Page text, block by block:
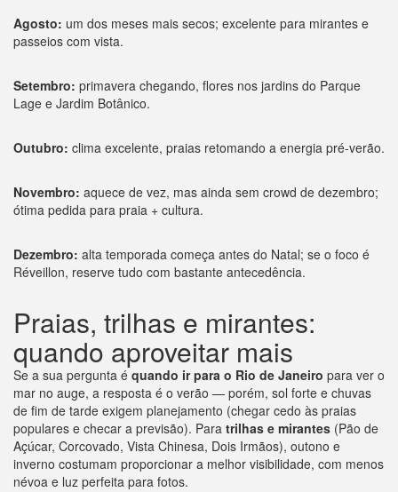
Agosto: um dos meses mais secos; excelente para mirantes e
passeios com vista.
Setembro: primavera chegando, flores nos jardins do Parque
Lage e Jardim Botânico.
Outubro: clima excelente, praias retomando a energia pré-verão.
Novembro: aquece de vez, mas ainda sem crowd de dezembro;
ótima pedida para praia + cultura.
Dezembro: alta temporada começa antes do Natal; se o foco é
Réveillon, reserve tudo com bastante antecedência.
Praias, trilhas e mirantes:
quando aproveitar mais
Se a sua pergunta é quando ir para o Rio de Janeiro para ver o
mar no auge, a resposta é o verão — porém, sol forte e chuvas
de fim de tarde exigem planejamento (chegar cedo às praias
populares e checar a previsão). Para trilhas e mirantes (Pão de
Açúcar, Corcovado, Vista Chinesa, Dois Irmãos), outono e
inverno costumam proporcionar a melhor visibilidade, com menos
névoa e luz perfeita para fotos.